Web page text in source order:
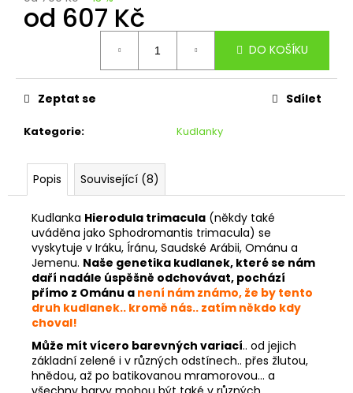
od 607 Kč
DO KOŠÍKU
Kategorie: Kudlanky
Zeptat se Sdílet
Popis Související (8)
Kudlanka Hierodula trimacula (někdy také
uváděna jako Sphodromantis trimacula) se
vyskytuje v Iráku, Íránu, Saudské Arábii, Ománu a
Jemenu. Naše genetika kudlanek, které se nám
daří nadále úspěšně odchovávat, pochází
přímo z Ománu a není nám známo, že by tento
druh kudlanek.. kromě nás.. zatím někdo kdy
choval!
Může mít vícero barevných variací.. od jejich
základní zelené i v různých odstínech.. přes žlutou,
hnědou, až po batikovanou mramorovou... a